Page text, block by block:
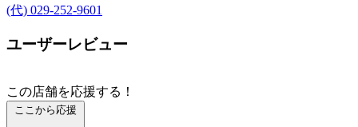
(代) 029-252-9601
ユーザーレビュー
この店舗を応援する！
ここから応援